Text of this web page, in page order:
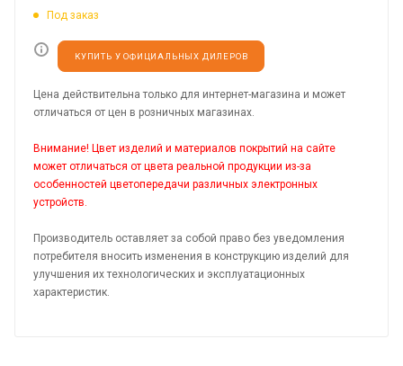
Под заказ
КУПИТЬ У ОФИЦИАЛЬНЫХ ДИЛЕРОВ
Цена действительна только для интернет-магазина и может
отличаться от цен в розничных магазинах.
Внимание! Цвет изделий и материалов покрытий на сайте
может отличаться от цвета реальной продукции из-за
особенностей цветопередачи различных электронных
устройств.
Производитель оставляет за собой право без уведомления
потребителя вносить изменения в конструкцию изделий для
улучшения их технологических и эксплуатационных
характеристик.